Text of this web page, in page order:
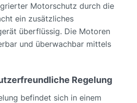
Motorschutz durch die
ein zusätzliches
überflüssig. Die Motoren
und überwachbar mittels
Regelung
befindet sich in einem